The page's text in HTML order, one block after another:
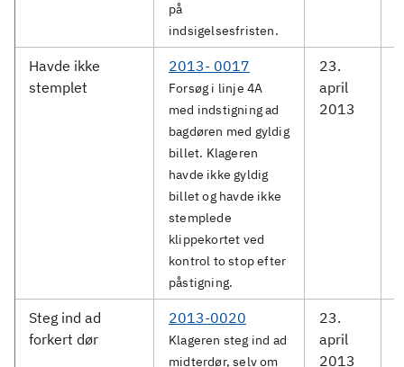
på
indsigelsesfristen.
Havde ikke
stemplet
2013- 0017
Forsøg i linje 4A
med indstigning ad
bagdøren med gyldig
billet. Klageren
havde ikke gyldig
billet og havde ikke
stemplede
klippekortet ved
kontrol to stop efter
påstigning.
23.
april
2013
Steg ind ad
forkert dør
2013-0020
Klageren steg ind ad
midterdør, selv om
23.
april
2013